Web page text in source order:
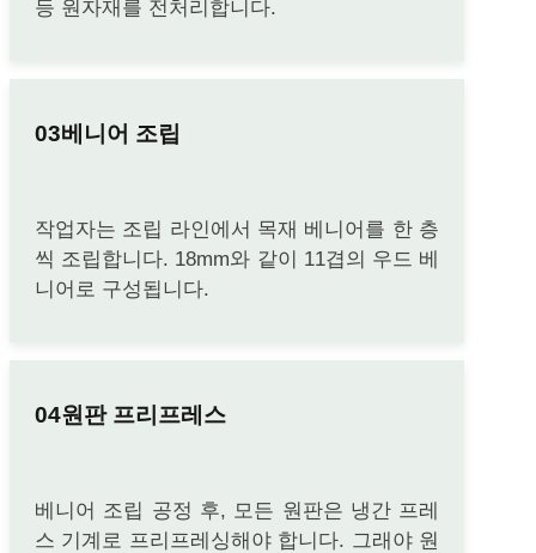
등 원자재를 전처리합니다.
베니어 조립
작업자는 조립 라인에서 목재 베니어를 한 층
씩 조립합니다. 18mm와 같이 11겹의 우드 베
니어로 구성됩니다.
원판 프리프레스
베니어 조립 공정 후, 모든 원판은 냉간 프레
스 기계로 프리프레싱해야 합니다. 그래야 원